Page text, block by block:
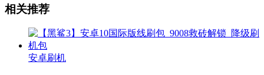
相关推荐
安卓刷机